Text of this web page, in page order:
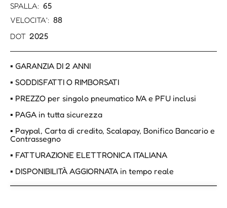
SPALLA: 65
VELOCITA': 88
DOT 2025
▪ GARANZIA DI 2 ANNI
▪ SODDISFATTI O RIMBORSATI
▪ PREZZO per singolo pneumatico IVA e PFU inclusi
▪ PAGA in tutta sicurezza
▪ Paypal, Carta di credito, Scalapay, Bonifico Bancario e
Contrassegno
▪ FATTURAZIONE ELETTRONICA ITALIANA
▪ DISPONIBILITÀ AGGIORNATA in tempo reale